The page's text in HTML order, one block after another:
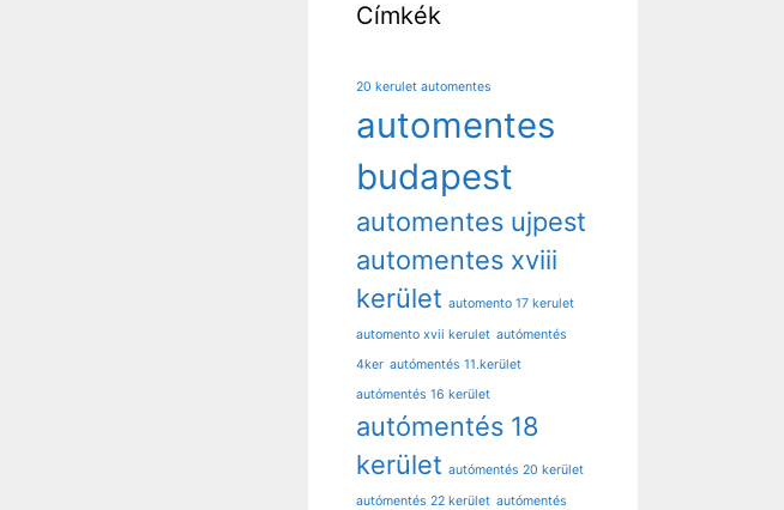
Címkék
20 kerulet automentes
automentes
budapest
automentes ujpest
automentes xviii
kerület automento 17 kerulet
automento xvii kerulet autómentés
4ker autómentés 11.kerület
autómentés 16 kerület
autómentés 18
kerület autómentés 20 kerület
autómentés 22 kerület autómentés